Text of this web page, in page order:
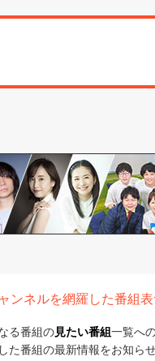
ンネルを網羅した番組表
る番組の見たい番組 一覧へ
た番組の最新情報をお知ら